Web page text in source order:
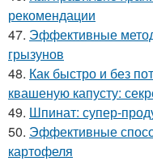
рекомендации
47. Эффективные
грызунов
48. Как быстро и без
квашеную капусту:
49. Шпинат: супер-
50. Эффективные
картофеля